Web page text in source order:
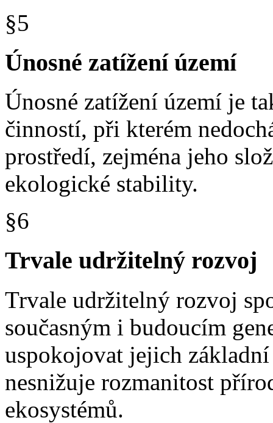
§5
Únosné zatížení území
Únosné zatížení území je
činností, při kterém
prostředí, zejména jeho
ekologické stability.
§6
Trvale udržitelný rozvoj
Trvale udržitelný rozvoj
současným i budoucím
uspokojovat jejich
nesnižuje rozmanitost
ekosystémů.